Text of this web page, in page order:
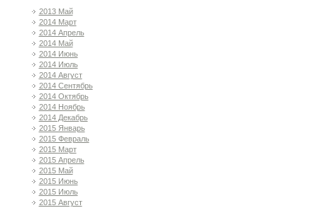
2013 Май
2014 Март
2014 Апрель
2014 Май
2014 Июнь
2014 Июль
2014 Август
2014 Сентябрь
2014 Октябрь
2014 Ноябрь
2014 Декабрь
2015 Январь
2015 Февраль
2015 Март
2015 Апрель
2015 Май
2015 Июнь
2015 Июль
2015 Август